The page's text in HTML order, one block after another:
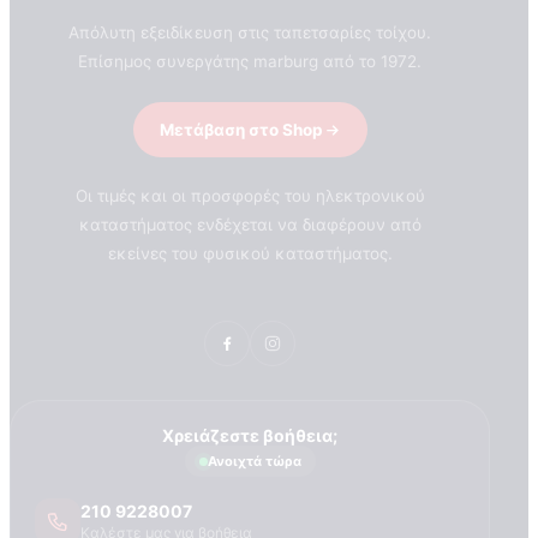
Τεχνογνωσια
Απόλυτη εξειδίκευση στις ταπετσαρίες τοίχου.
Επίσημος συνεργάτης marburg από το 1972.
Μετάβαση στο Shop
Οι τιμές και οι προσφορές του ηλεκτρονικού
καταστήματος ενδέχεται να διαφέρουν από
εκείνες του φυσικού καταστήματος.
Χρειάζεστε βοήθεια;
Ανοιχτά τώρα
210 9228007